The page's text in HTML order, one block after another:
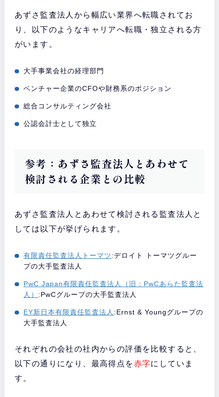
あずさ監査法人から幅広い業界へ転職されてお
り、以下のようなキャリアへ転職・独立される方
がいます。
大手事業会社の経理部門
ベンチャー企業のCFOや財務系のポジション
総合コンサルティング会社
公認会計士として独立
参考：あずさ監査法人とあわせて
検討される企業との比較
あずさ監査法人とあわせて検討される監査法人と
しては以下が挙げられます。
有限責任監査法人トーマツ:デロイト トーマツグルー
プの大手監査法人
PwC Japan有限責任監査法人（旧：PwCあらた監査法
人） :PwCグループの大手監査法人
EY新日本有限責任監査法人 :Ernst & Youngグループの
大手監査法人
それぞれの会社の社内からの評価を比較すると、
以下の通りになり、最高得点を赤字にしていま
す。